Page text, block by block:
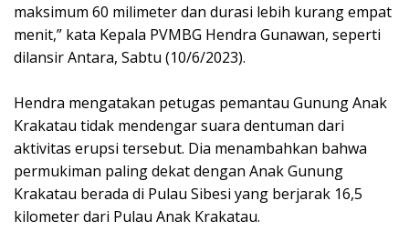
maksimum 60 milimeter dan durasi lebih kurang empat
menit,” kata Kepala PVMBG Hendra Gunawan, seperti
dilansir Antara, Sabtu (10/6/2023).
Hendra mengatakan petugas pemantau Gunung Anak
Krakatau tidak mendengar suara dentuman dari
aktivitas erupsi tersebut. Dia menambahkan bahwa
permukiman paling dekat dengan Anak Gunung
Krakatau berada di Pulau Sibesi yang berjarak 16,5
kilometer dari Pulau Anak Krakatau.